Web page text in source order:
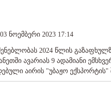
ნოემბერი 2023 17:14
2024 წლის
ავარიას 9 ადამიანი
აირის "უბაჟო ექსპორტის"